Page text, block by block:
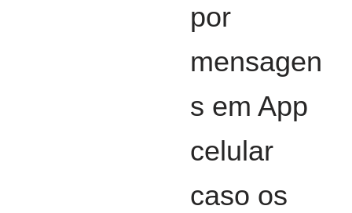
por
mensagen
s em App
celular
caso os